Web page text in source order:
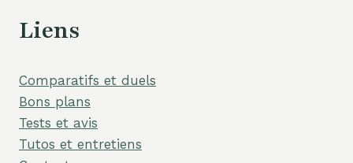
Liens
Comparatifs et duels
Bons plans
Tests et avis
Tutos et entretiens